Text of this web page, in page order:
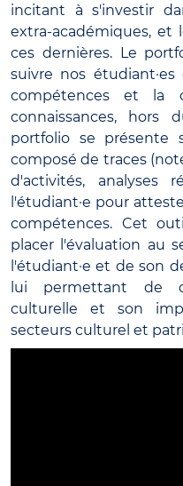
incitant à s'investir
extra-académiques,
ces dernières. Le
suivre nos
compétences et la
connaissances, hors
portfolio se présente
composé de traces
d'activités, analyses
l'étudiant·e pour
compétences. Cet
placer l'évaluation au
l'étudiant·e et de son
lui permettant de
culturelle et son
secteurs culturel et